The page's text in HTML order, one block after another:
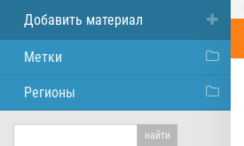
Добавить материал
Метки
Регионы